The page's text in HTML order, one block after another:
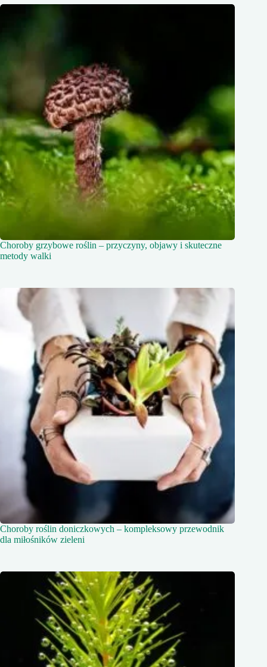
Choroby grzybowe roślin – przyczyny, objawy i skuteczne
metody walki
Choroby roślin doniczkowych – kompleksowy przewodnik
dla miłośników zieleni